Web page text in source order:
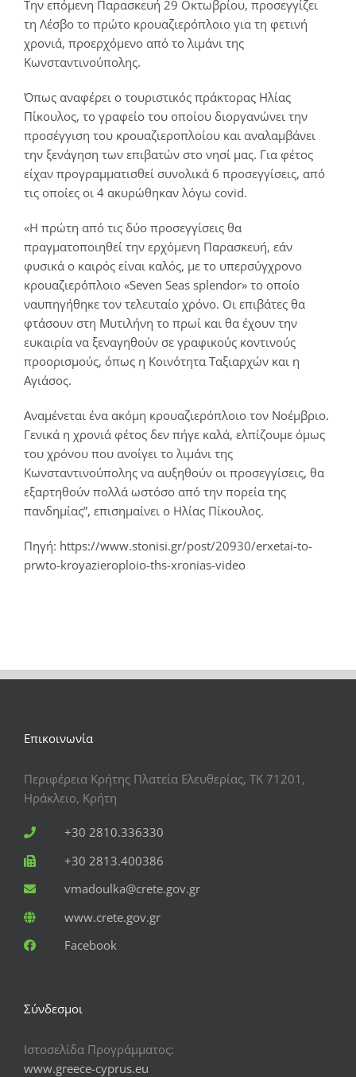
Την επόμενη Παρασκευή 29 Οκτωβρίου, προσεγγίζει
τη Λέσβο το πρώτο κρουαζιερόπλοιο για τη φετινή
χρονιά, προερχόμενο από το λιμάνι της
Κωνσταντινούπολης.
Όπως αναφέρει ο τουριστικός πράκτορας Ηλίας
Πίκουλος, το γραφείο του οποίου διοργανώνει την
προσέγγιση του κρουαζιεροπλοίου και αναλαμβάνει
την ξενάγηση των επιβατών στο νησί μας. Για φέτος
είχαν προγραμματισθεί συνολικά 6 προσεγγίσεις, από
τις οποίες οι 4 ακυρώθηκαν λόγω covid.
«Η πρώτη από τις δύο προσεγγίσεις θα
πραγματοποιηθεί την ερχόμενη Παρασκευή, εάν
φυσικά ο καιρός είναι καλός, με το υπερσύγχρονο
κρουαζιερόπλοιο «Seven Seas splendor» το οποίο
ναυπηγήθηκε τον τελευταίο χρόνο. Οι επιβάτες θα
φτάσουν στη Μυτιλήνη το πρωί και θα έχουν την
ευκαιρία να ξεναγηθούν σε γραφικούς κοντινούς
προορισμούς, όπως η Κοινότητα Ταξιαρχών και η
Αγιάσος.
Αναμένεται ένα ακόμη κρουαζιερόπλοιο τον Νοέμβριο.
Γενικά η χρονιά φέτος δεν πήγε καλά, ελπίζουμε όμως
του χρόνου που ανοίγει το λιμάνι της
Κωνσταντινούπολης να αυξηθούν οι προσεγγίσεις, θα
εξαρτηθούν πολλά ωστόσο από την πορεία της
πανδημίας”, επισημαίνει ο Ηλίας Πίκουλος.
Πηγή: https://www.stonisi.gr/post/20930/erxetai-to-
prwto-kroyazieroploio-ths-xronias-video
Επικοινωνία
Περιφέρεια Κρήτης Πλατεία Ελευθερίας, ΤΚ 71201,
Ηράκλειο, Κρήτη
+30 2810.336330
+30 2813.400386
vmadoulka@crete.gov.gr
www.crete.gov.gr
Facebook
Σύνδεσμοι
Ιστοσελίδα Προγράμματος:
www.greece-cyprus.eu